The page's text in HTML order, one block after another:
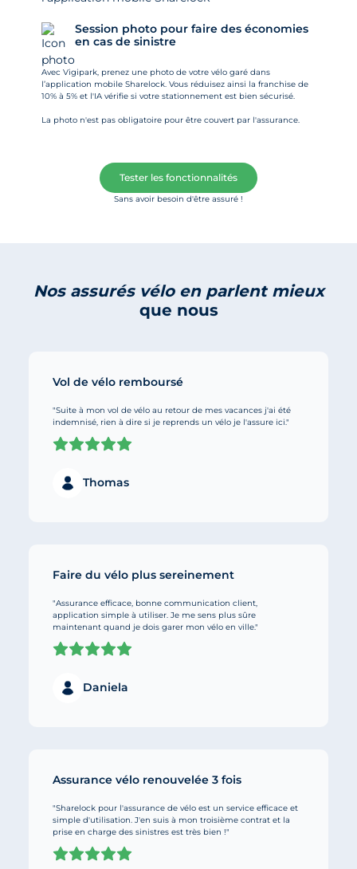
Session photo pour faire des économies
en cas de sinistre
Avec Vigipark, prenez une photo de votre vélo garé dans
l’application mobile Sharelock. Vous réduisez ainsi la franchise de
10% à 5% et l'IA vérifie si votre stationnement est bien sécurisé.
La photo n'est pas obligatoire pour être couvert par l'assurance.
Tester les fonctionnalités
Sans avoir besoin d'être assuré !
Nos assurés vélo en parlent mieux
que nous
Vol de vélo remboursé
"Suite à mon vol de vélo au retour de mes vacances j'ai été
indemnisé, rien à dire si je reprends un vélo je l'assure ici."
Thomas
Faire du vélo plus sereinement
"Assurance efficace, bonne communication client,
application simple à utiliser. Je me sens plus sûre
maintenant quand je dois garer mon vélo en ville."
Daniela
Assurance vélo renouvelée 3 fois
"Sharelock pour l'assurance de vélo est un service efficace et
simple d'utilisation. J'en suis à mon troisième contrat et la
prise en charge des sinistres est très bien !"